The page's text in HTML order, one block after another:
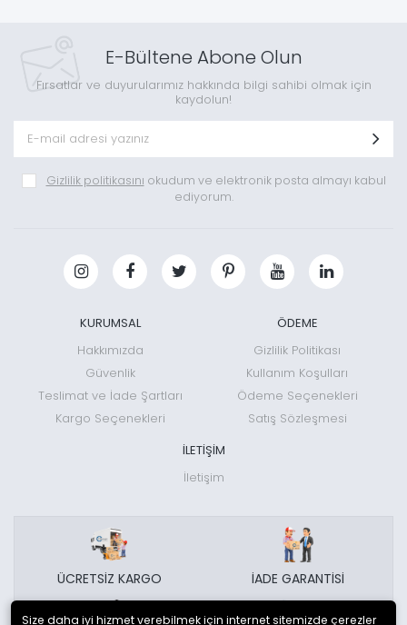
E-Bültene Abone Olun
Fırsatlar ve duyurularımız hakkında bilgi sahibi olmak için
kaydolun!
Gizlilik politikasını okudum ve elektronik posta almayı kabul
ediyorum.
KURUMSAL
Hakkımızda
Güvenlik
Teslimat ve İade Şartları
Kargo Seçenekleri
ÖDEME
Gizlilik Politikası
Kullanım Koşulları
Ödeme Seçenekleri
Satış Sözleşmesi
İLETİŞİM
İletişim
ÜCRETSİZ KARGO İADE GARANTİSİ
Size daha iyi hizmet verebilmek için internet sitemizde çerezler